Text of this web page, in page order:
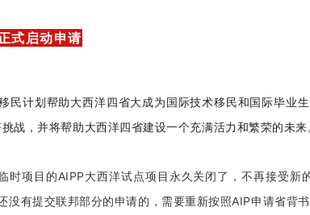
式启动申请
民计划帮助大西洋四省大成为国际技术移民和国际毕业
战，并将帮助大西洋四省建设一个充满活力和繁荣的未来
时项目的AIPP大西洋试点项目永久关闭了，不再接受新
没有提交联邦部分的申请的，需要重新按照AIP申请省背书